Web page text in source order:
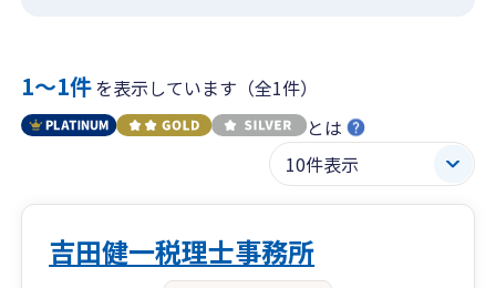
1〜1件を表示しています（全1件）
とは
吉田健一税理士事務所